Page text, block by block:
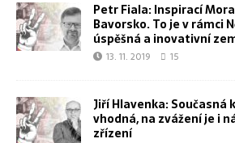
Petr Fiala: Inspirací
Bavorsko. To je v rámci
úspěšná a inovativní
13. 11. 2019 15
Jiří Hlavenka: Současná
vhodná, na zvážení je i
zřízení